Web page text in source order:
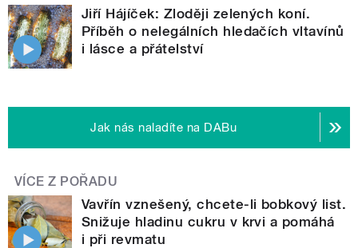
Jiří Hájíček: Zloději zelených koní.
Příběh o nelegálních hledačích vltavínů
i lásce a přátelství
Jak nás naladíte na DABu
VÍCE Z POŘADU
Vavřín vznešený, chcete-li bobkový list.
Snižuje hladinu cukru v krvi a pomáhá
i při revmatu